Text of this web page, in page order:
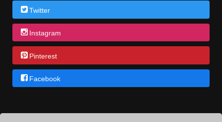
Twitter
Instagram
Pinterest
Facebook